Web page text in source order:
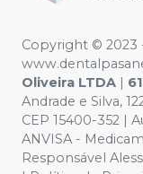
Copyright © 2023
Oliveira LTDA |
Andrade e Silva,
CEP 15400-352 |
ANVISA -
Responsável